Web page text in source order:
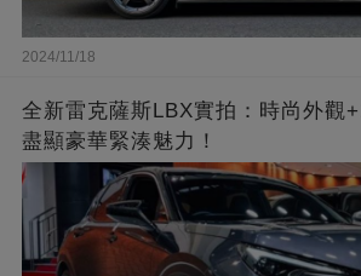
2024/11/18
全新雷克薩斯LBX實拍：時尚外觀
盡顯豪華緊湊魅力！